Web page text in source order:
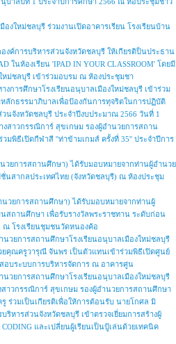
องใหม่ชลบุรี ร่วมงานเปิดอาคารเรียน โรงเรียนบ้าน
งค์การบริหารส่วนจังหวัดชลบุรี ให้เกียรติป็นประธาน
ในห้องเรียน 'IPAD IN YOUR CLASSROOM' โดยมี
หม่ชลบุรี เข้าร่วมอบรม ณ ห้องประชุมชา
การศึกษาโรงเรียนอนุบาลเมืองใหม่ชลบุรี เข้าร่วม
ลักธรรมาภิบาลเพื่อป้องกันการทุจริตในการปฏิบัติ
นจังหวัดชลบุรี ประจำปีงบประมาณ 2566 วันที่ 1
งสาวกรรณิการ์ สุขเกษม รองผู้อำนวยการสถาน
มพิธีเปิดกีฬาสี ''ท่าข้ามเกมส์ ครั้งที่ 35'' ประจำปีการ
วยการสถานศึกษา) ได้รับมอบหมายจากท่านผู้อำนวย
นสากลประเทศไทย (จังหวัดชลบุรี) ณ ห้องประชุม
นวยการสถานศึกษา) ได้รับมอบหมายจากท่านผู้
สถานศึกษา เพื่อรับรางวัลพระราชทาน ระดับก่อน
โรงเรียนชุมชนวัดหนองค้อ
วยการสถานศึกษาโรงเรียนอนุบาลเมืองใหม่ชลบุรี
คุณครูวารุณี จันพร เป็นตัวแทนเข้าร่วมพิธีเปิดศูนย์
สอบระบบการบริหารจัดการ ณ อาคารศูน
วยการสถานศึกษาโรงเรียนอนุบาลเมืองใหม่ชลบุรี
าวกรรณิการ์ สุขเกษม รองผู้อำนวยการสถานศึกษา
ร่วมเป็นเกียรติเพื่อให้การต้อนรับ นายโกศล มิ
ริหารส่วนจังหวัดชลบุรี เข้าตรวจเยี่ยมการสร้างผู้
และเปลี่ยนผู้เรียนเป็นปู้เล่นด้วยเทคนิค